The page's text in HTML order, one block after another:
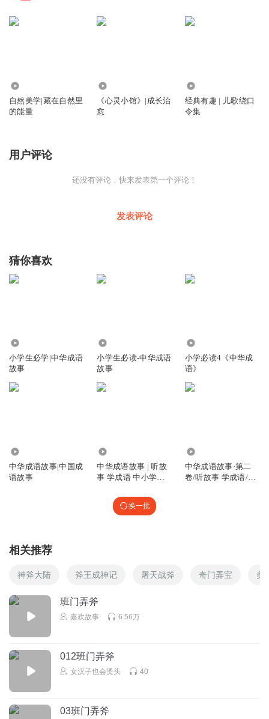
自然美学|藏在自然里
的能量
《心灵小馆》|成长治
愈
经典有趣 | 儿歌绕口
令集
用户评论
还没有评论，快来发表第一个评论！
发表评论
猜你喜欢
小学生必学|中华成语
故事
小学生必读-中华成语
故事
小学必读4《中华成
语》
中华成语故事|中国成
语故事
中华成语故事 | 听故
事 学成语 中小学生
中华成语故事·第二
卷/听故事 学成语/中
换一批
相关推荐
神斧大陆 斧王成神记 屠天战斧 奇门弄宝 美
班门弄斧
嘉欢故事 6.56万
012班门弄斧
女汉子也会烫头 40
03班门弄斧